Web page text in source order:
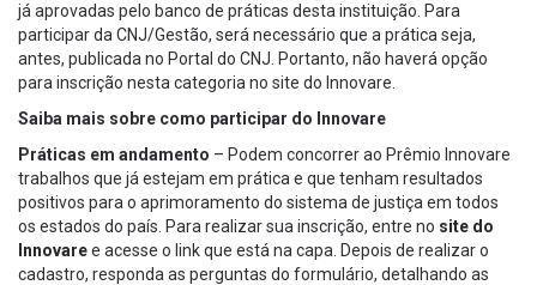
já aprovadas pelo banco de práticas desta instituição. Para
participar da CNJ/Gestão, será necessário que a prática seja,
antes, publicada no Portal do CNJ. Portanto, não haverá opção
para inscrição nesta categoria no site do Innovare.
Saiba mais sobre como participar do Innovare
Práticas em andamento – Podem concorrer ao Prêmio Innovare
trabalhos que já estejam em prática e que tenham resultados
positivos para o aprimoramento do sistema de justiça em todos
os estados do país. Para realizar sua inscrição, entre no site do
Innovaree acesse o link que está na capa. Depois de realizar o
cadastro, responda as perguntas do formulário, detalhando as